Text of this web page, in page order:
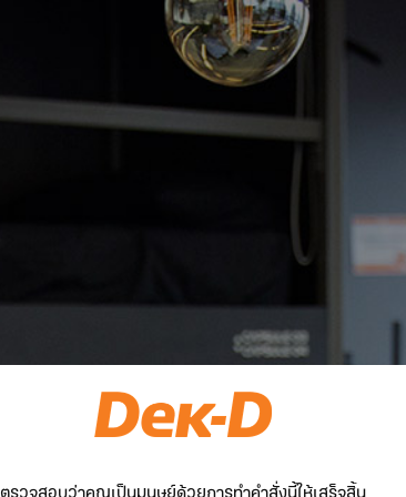
ตรวจสอบว่าคุณเป็นมนุษย์ด้วยการทำคำสั่งนี้ให้เสร็จสิ้น